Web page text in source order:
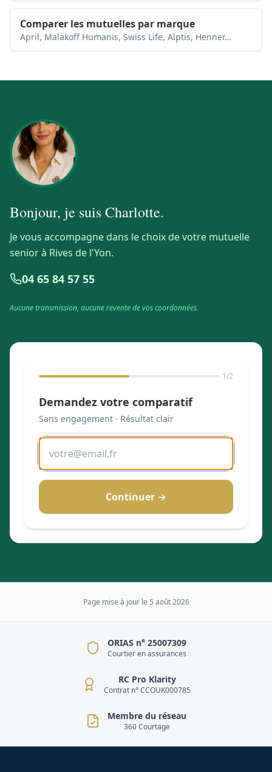
Comparer les mutuelles par marque
April, Malakoff Humanis, Swiss Life, Alptis, Henner…
Bonjour, je suisCharlotte.
Je vous accompagne dans le choix de votre mutuelle
senior à Rives de l'Yon.
04 65 84 57 55
Aucune transmission, aucune revente de vos coordonnées.
1/2
Demandez votre comparatif
Sans engagement · Résultat clair
Continuer →
Page mise à jour le 5 août 2026
ORIAS n° 25007309
Courtier en assurances
RC Pro Klarity
Contrat n° CCOUK000785
Membre du réseau
360 Courtage